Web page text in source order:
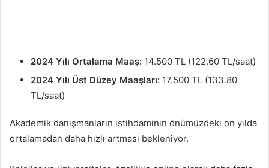
2024 Yılı Ortalama Maaş: 14.500 TL (122.60 TL/saat)
2024 Yılı Üst Düzey Maaşları: 17.500 TL (133.80
TL/saat)
Akademik danışmanların istihdamının önümüzdeki on yılda
ortalamadan daha hızlı artması bekleniyor.